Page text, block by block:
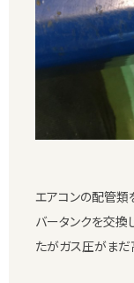
エアコンの配管類
バータンクを交換
たがガス圧がまだ